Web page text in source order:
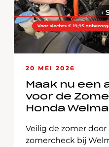
20 MEI 2026
Maak nu een
voor de
Honda
Veilig de zomer
zomercheck bij
‹